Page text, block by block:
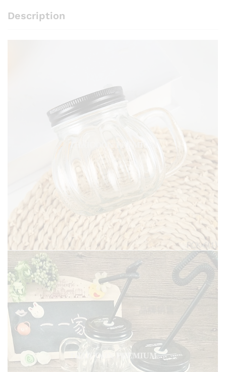
Description